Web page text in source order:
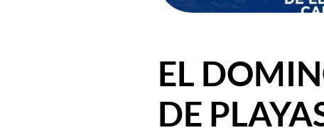
EL
DE